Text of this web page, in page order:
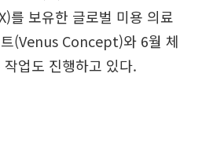
를 보유한 글로벌 미용 의료
(Venus Concept)와 6월 체
업도 진행하고 있다.